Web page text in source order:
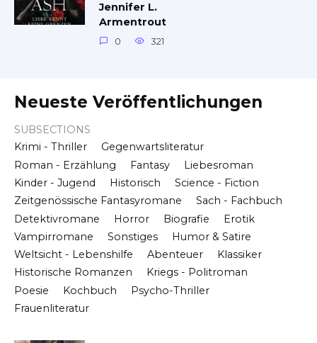
Jennifer L.
Armentrout
0 321
Neueste Veröffentlichungen
SUBSECTIONS
Krimi - Thriller
Gegenwartsliteratur
Roman - Erzählung
Fantasy
Liebesroman
Kinder - Jugend
Historisch
Science - Fiction
Zeitgenössische Fantasyromane
Sach - Fachbuch
Detektivromane
Horror Biografie
Erotik
Vampirromane
Sonstiges
Humor & Satire
Weltsicht - Lebenshilfe
Abenteuer
Klassiker
Historische Romanzen
Kriegs - Politroman
Poesie
Kochbuch
Psycho-Thriller
Frauenliteratur